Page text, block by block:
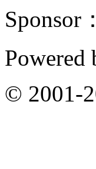
Sponsor：
Powered
© 2001-